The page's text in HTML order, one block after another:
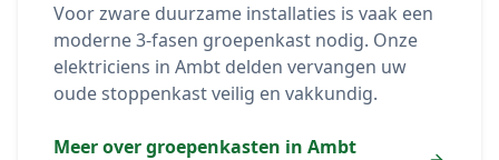
Voor zware duurzame installaties is vaak een
moderne 3-fasen groepenkast nodig. Onze
elektriciens in Ambt delden vervangen uw
oude stoppenkast veilig en vakkundig.
Meer over groepenkasten in Ambt